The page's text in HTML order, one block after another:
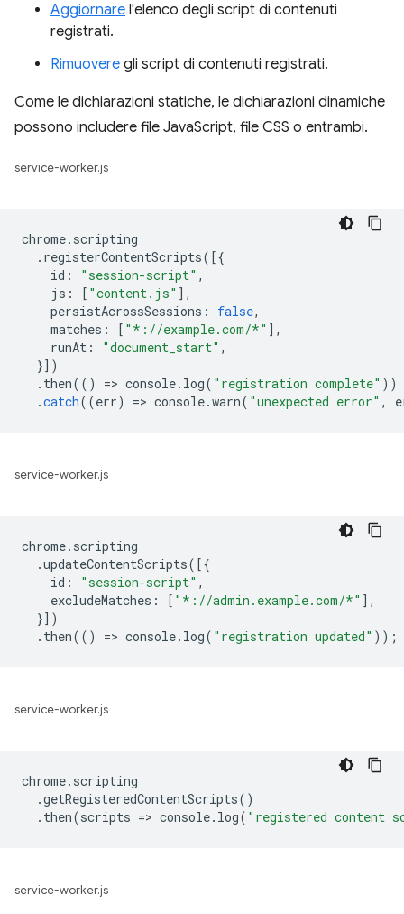
Aggiornare l'elenco degli script di contenuti
registrati.
Rimuovere gli script di contenuti registrati.
Come le dichiarazioni statiche, le dichiarazioni dinamiche
possono includere file JavaScript, file CSS o entrambi.
service-worker.js
chrome. scripting
. registerContentScripts([{
id : "session-script" ,
js : [ "content.js" ],
persistAcrossSessions : false,
matches : [ "*://example.com/*" ],
runAt : "document_start" ,
}])
. then(() => console. log( "registration complete" ))
.catch((err) => console.warn( "unexpected error" ,
service-worker.js
chrome. scripting
.updateContentScripts([{
id : "session-script" ,
excludeMatches : [ "*://admin.example.com/*" ],
}])
. then(() => console. log( "registration updated" ));
service-worker.js
chrome. scripting
.getRegisteredContentScripts()
. then(scripts => console. log( "registered content
service-worker.js